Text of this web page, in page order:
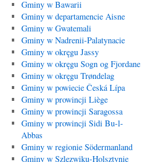
Gminy w Bawarii
Gminy w departamencie Aisne
Gminy w Gwatemali
Gminy w Nadrenii-Palatynacie
Gminy w okręgu Jassy
Gminy w okręgu Sogn og Fjordane
Gminy w okręgu Trøndelag
Gminy w powiecie Česká Lípa
Gminy w prowincji Liège
Gminy w prowincji Saragossa
Gminy w prowincji Sidi Bu-l-
Abbas
Gminy w regionie Södermanland
Gminy w Szlezwiku-Holsztynie